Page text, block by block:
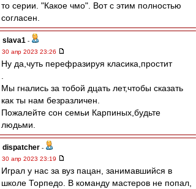
то серии. "Какое чмо". Вот с этим полностью
согласен.
slava1 -
30 апр 2023 23:26
Ну да,чуть перефразируя класика,простит
Мы гнались за тобой дцать лет,чтобы сказать
как ты нам безразличен.
Пожалейте сон семьи Карпиных,будьте
людьми.
dispatcher -
30 апр 2023 23:19
Играл у нас за вуз пацан, занимавшийся в
школе Торпедо. В команду мастеров не попал,